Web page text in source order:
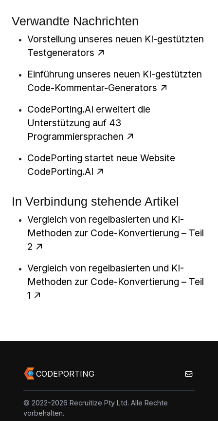
Verwandte Nachrichten
Vorstellung unseres neuen KI-gestützten
Testgenerators
Einführung unseres neuen KI-gestützten
Code-Kommentar-Generators
CodePorting.AI erweitert die
Unterstützung auf 43
Programmiersprachen
CodePorting startet neue Website
CodePorting.AI
In Verbindung stehende Artikel
Vergleich von regelbasierten und KI-
Methoden zur Code-Konvertierung – Teil
2
Vergleich von regelbasierten und KI-
Methoden zur Code-Konvertierung – Teil
1
CODEPORTING
© 2022-2026 Recruitize Pty Ltd. Alle Rechte
vorbehalten.